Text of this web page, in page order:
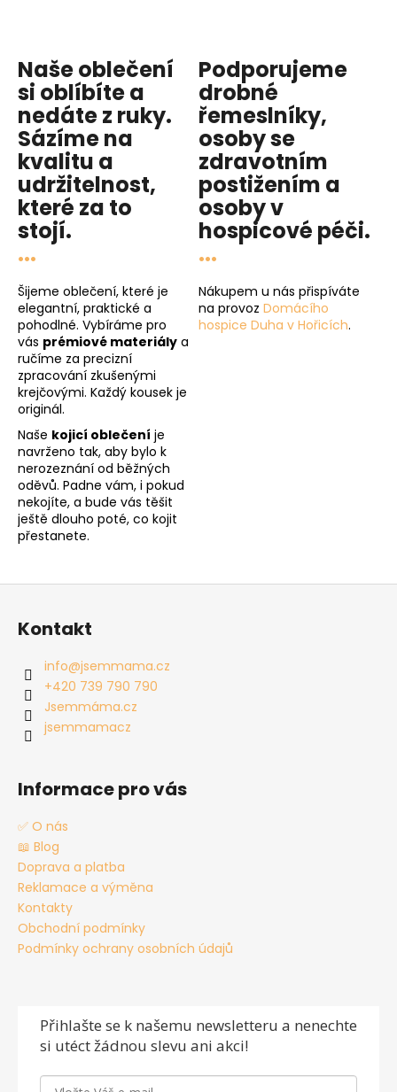
Naše oblečení
si oblíbíte a
nedáte z ruky.
Sázíme na
kvalitu a
udržitelnost,
které za to
stojí.
...
Šijeme oblečení, které je
elegantní, praktické a
pohodlné. Vybíráme pro
vás prémiové materiály a
ručíme za precizní
zpracování zkušenými
krejčovými. Každý kousek je
originál.
Naše kojicí oblečení je
navrženo tak, aby bylo k
nerozeznání od běžných
oděvů. Padne vám, i pokud
nekojíte, a bude vás těšit
ještě dlouho poté, co kojit
přestanete.
Podporujeme
drobné
řemeslníky,
osoby se
zdravotním
postižením a
osoby v
hospicové péči.
...
Nákupem u nás přispíváte
na provoz Domácího
hospice Duha v Hořicích.
Z
Kontakt
info@jsemmama.cz
+420 739 790 790
Jsemmáma.cz
jsemmamacz
Informace pro vás
✅ O nás
📖 Blog
Doprava a platba
Reklamace a výměna
Kontakty
Obchodní podmínky
Podmínky ochrany osobních údajů
Přihlašte se k našemu newsletteru a nenechte
si utéct žádnou slevu ani akci!